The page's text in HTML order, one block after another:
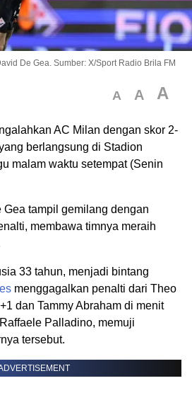
De Gea. Sumber: X/Sport Radio Brila FM
A A A
AC Milan dengan skor 2-
berlangsung di Stadion
malam waktu setempat (Senin
Gea tampil gemilang dengan
membawa timnya meraih
33 tahun, menjadi bintang
menggagalkan penalti dari Theo
dan Tammy Abraham di menit
Palladino, memuji
tersebut.